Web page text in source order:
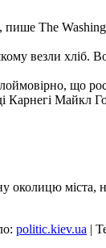
пише The
везли хліб.
що
Карнегі Майкл
околицю
politic.kiev.ua |